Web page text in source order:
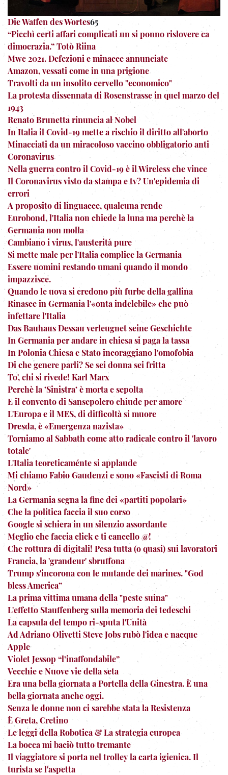
Die Waffen des Wortes65
“Picchì certi affari complicati un si ponno rislovere ca
dimocrazia.” Totò Riina
Mwc 2021. Defezioni e minacce annunciate
Amazon, vessati come in una prigione
Travolti da un insolito cervello "economico"
La protesta dissennata di Rosenstrasse in quel marzo del
1943
Renato Brunetta rinuncia al Nobel
In Italia il Covid-19 mette a rischio il diritto all'aborto
Minacciati da un miracoloso vaccino obbligatorio anti
Coronavirus
Nella guerra contro il Covid-19 è il Wireless che vince
Il Coronavirus visto da stampa e tv? Un'epidemia di
errori
A proposito di linguacce, qualcuna rende
Eurobond, l'Italia non chiede la luna ma perchè la
Germania non molla
Cambiano i virus, l'austerità pure
Si mette male per l'Italia complice la Germania
Essere uomini restando umani quando il mondo
impazzisce.
Quando le uova si credono più furbe della gallina
Rinasce in Germania l'«onta indelebile» che può
infettare l'Italia
Das Bauhaus Dessau verleugnet seine Geschichte
In Germania per andare in chiesa si paga la tassa
In Polonia Chiesa e Stato incoraggiano l'omofobia
Di che genere parli? Se sei donna sei fritta
To', chi si rivede! Karl Marx
Perchè la ’Sinistra’ è morta e sepolta
E il convento di Sansepolcro chiude per amore
L'Europa e il MES, di difficoltà si muore
Dresda, è «Emergenza nazista»
Torniamo al Sabbath come atto radicale contro il 'lavoro
totale'
L'Italia teoreticaménte si applaude
Mi chiamo Fabio Gaudenzi e sono «Fascisti di Roma
Nord»
La Germania segna la fine dei «partiti popolari»
Che la politica faccia il suo corso
Google si schiera in un silenzio assordante
Meglio che faccia click e ti cancello @!
Che rottura di digitali! Pesa tutta (o quasi) sui lavoratori
Francia, la 'grandeur' sbruffona
Trump s'incorona con le mutande dei marines. "God
bless America”
La prima vittima umana della "peste suina"
L'effetto Stauffenberg sulla memoria dei tedeschi
La capsula del tempo ri-sputa l'Unità
Ad Adriano Olivetti Steve Jobs rubò l'idea e nacque
Apple
Violet Jessop “l’inaffondabile”
Vecchie e Nuove vie della seta
Era una bella giornata a Portella della Ginestra. È una
bella giornata anche oggi.
Senza le donne non ci sarebbe stata la Resistenza
È Greta, Cretino
Le leggi della Robotica & La strategia europea
La bocca mi baciò tutto tremante
Il viaggiatore si porta nel trolley la carta igienica. Il
turista se l'aspetta